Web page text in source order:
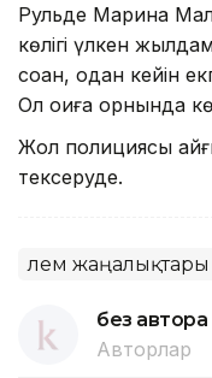
Рульде Марина
көлігі үлкен
соққан, одан кейін
Ол оқиға орнында
Жол полициясы
тексеруде.
Әлем жаңалықтары
без автора
Авторлар